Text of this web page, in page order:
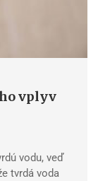
vplyv
vodu, veď
tvrdá voda